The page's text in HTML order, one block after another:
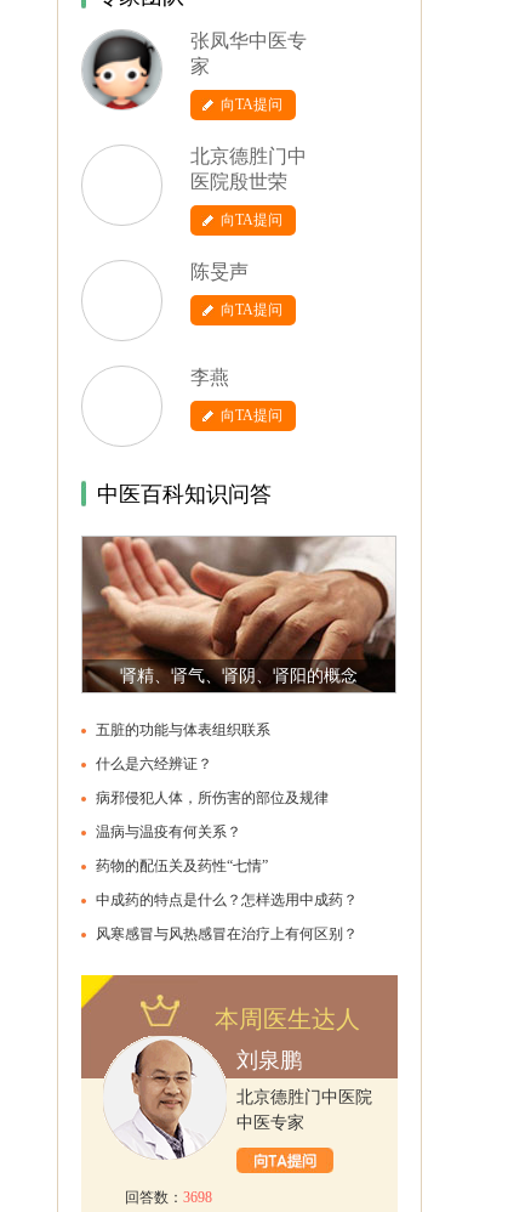
张凤华中医专
家
向TA提问
北京德胜门中
医院殷世荣
向TA提问
陈旻声
向TA提问
李燕
向TA提问
中医百科知识问答
肾精、肾气、肾阴、肾阳的概念
五脏的功能与体表组织联系
什么是六经辨证？
病邪侵犯人体，所伤害的部位及规律
温病与温疫有何关系？
药物的配伍关及药性“七情”
中成药的特点是什么？怎样选用中成药？
些？
风寒感冒与风热感冒在治疗上有何区别？
本周医生达人
刘泉鹏
北京德胜门中医院
中医专家
回答数： 3698